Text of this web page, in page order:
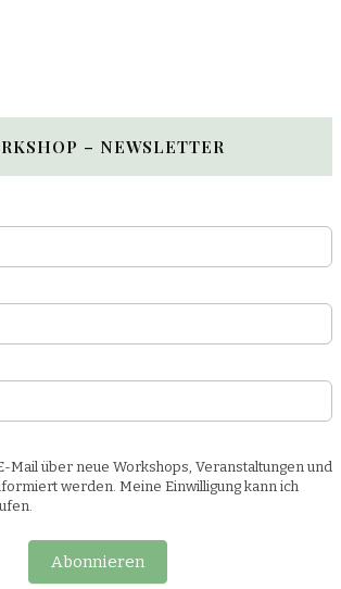
– NEWSLETTER
Mail über neue Workshops, Veranstaltungen und
werden. Meine Einwilligung kann ich
Abonnieren